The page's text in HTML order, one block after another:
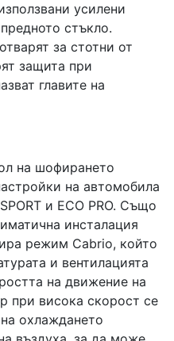
усилени
стъкло.
за стотни от
защита при
главите на
на шофирането
на автомобила
и ECO PRO. Също
инсталация
режим Cabrio, който
и вентилацията
на движение на
при висока скорост се
охлаждането